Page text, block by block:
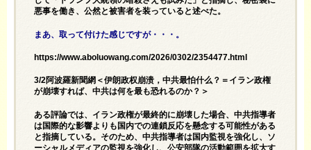
悪事を働き、公然と被害者を装っていると述べた。
まあ、取って付けた感じですが・・・。
https://www.aboluowang.com/2026/0302/2354477.html
3/2阿波羅新聞網＜伊朗政权崩溃，中共最怕什么？＝イラン政権
が崩壊すれば、中共は何を最も恐れるのか？＞
ある評論では、イラン政権が最終的に崩壊した場合、中共指導者
は国際的な影響よりも国内での連鎖反応を懸念する可能性がある
と指摘している。そのため、中共指導者は国内監視を強化し、ソ
ーシャルメディアの監視を強化し、公安部隊の活動範囲を拡大す